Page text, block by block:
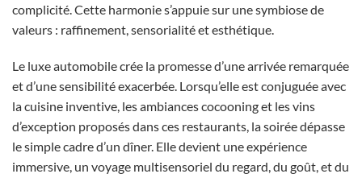
complicité. Cette harmonie s’appuie sur une symbiose de
valeurs : raffinement, sensorialité et esthétique.
Le luxe automobile crée la promesse d’une arrivée remarquée
et d’une sensibilité exacerbée. Lorsqu’elle est conjuguée avec
la cuisine inventive, les ambiances cocooning et les vins
d’exception proposés dans ces restaurants, la soirée dépasse
le simple cadre d’un dîner. Elle devient une expérience
immersive, un voyage multisensoriel du regard, du goût, et du